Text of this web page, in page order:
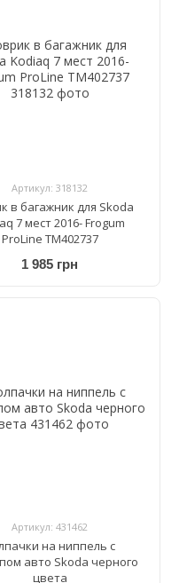
Артикул: 318132
в багажник для Skoda
7 мест 2016- Frogum
ProLine TM402737
1 985 грн
Артикул: 431462
на ниппель с
авто Skoda черного
цвета